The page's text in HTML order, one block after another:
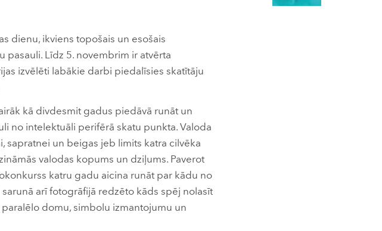
dienu, ikviens topošais un esošais
Līdz 5. novembrim ir atvērta
izvēlēti labākie darbi piedalīsies skatītāju
kā divdesmit gadus piedāvā runāt un
no intelektuāli perifērā skatu punkta. Valoda
sapratnei un beigas jeb limits katra cilvēka
valodas kopums un dziļums. Paverot
katru gadu aicina runāt par kādu no
arī fotogrāfijā redzēto kāds spēj nolasīt
domu, simbolu izmantojumu un